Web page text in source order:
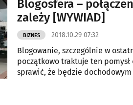
Blogosfera –
zależy [WYWIAD]
BIZNES 2018.10.29 07:32
Blogowanie, szczególnie w
początkowo traktuje ten
sprawić, że będzie